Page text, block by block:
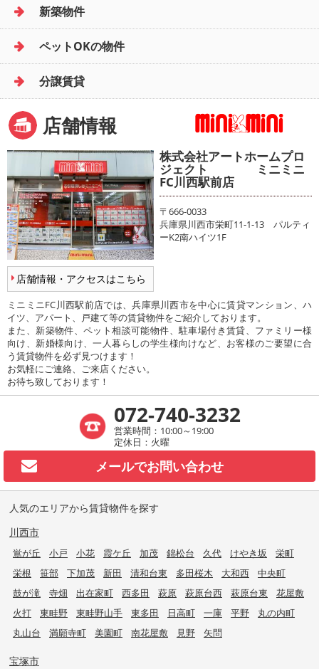
新築物件
ペットOKの物件
分譲賃貸
店舗情報
店舗情報・アクセスはこちら
株式会社アートホームプロ
ジェクト ミニミニ
FC川西駅前店
〒666-0033
兵庫県川西市栄町11-1-13 パルティ
ーK2南ハイツ1F
ミニミニFC川西駅前店では、兵庫県川西市を中心に賃貸マンション、ハ
イツ、アパート、戸建て等の賃貸物件をご紹介しております。
また、新築物件、ペット相談可能物件、駐車場付き賃貸、ファミリー様
向け、新婚様向け、一人暮らしの学生様向けなど、お客様のご要望に合
う賃貸物件を必ず見つけます！
お気軽にご連絡、ご来店ください。
お待ち致しております！
072-740-3232
営業時間：10:00～19:00
定休日：火曜
メールでお問い合わせ
人気のエリアから賃貸物件を探す
川西市
鴬が丘 小戸 小花 霞ケ丘 加茂 錦松台 久代 けやき坂
栄町
栄根
笹部 下加茂 新田 清和台東 多田桜木 大和西
中央町
鼓が滝
寺畑 出在家町 西多田 萩原 萩原台西 萩原台東
花屋敷
火打
東畦野 東畦野山手 東多田 日高町 一庫 平野
丸の内町
丸山台
満願寺町 美園町 南花屋敷 見野 矢問
宝塚市